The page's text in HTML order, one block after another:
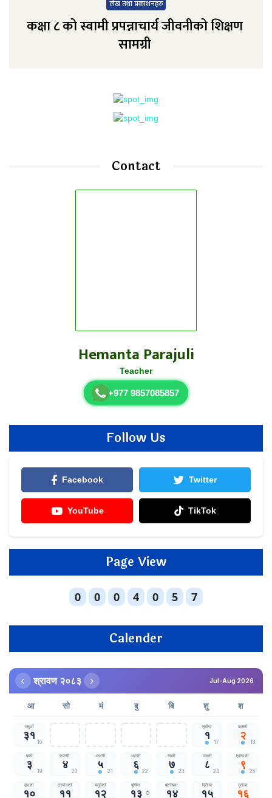
लेख तथा प्रकाशनहरु
कक्षा ८ को स्वामी प्रपन्नाचार्य जीवनीको शिक्षण
सामग्री
Contact
Hemanta Parajuli
Teacher
+977 9857085857
Follow Us
Facebook Twitter
YouTube TikTok
Page View
Calender